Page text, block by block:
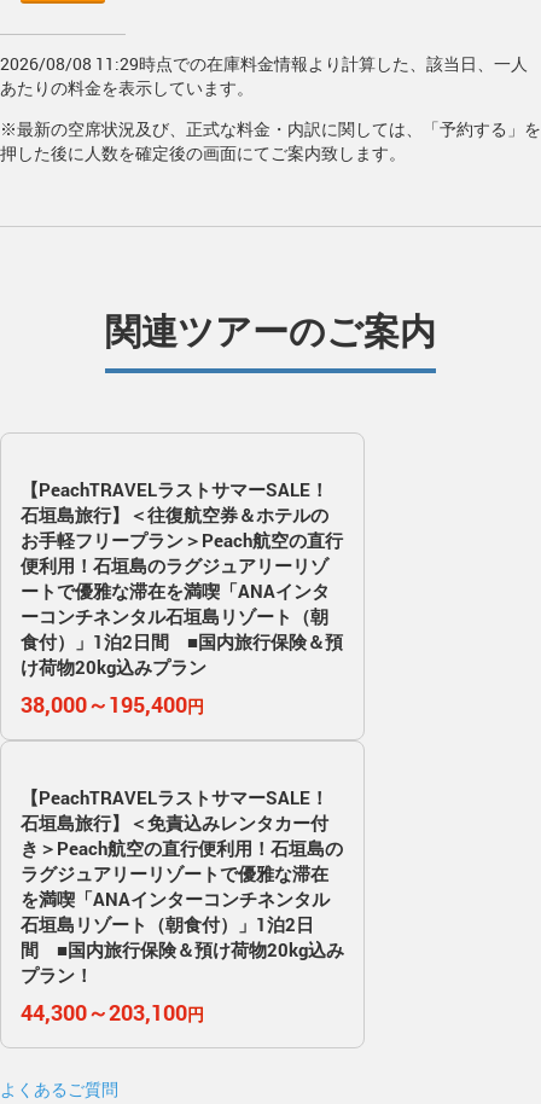
2026/08/08 11:29時点での在庫料金情報より計算した、該当日、一人
あたりの料金を表示しています。
※最新の空席状況及び、正式な料金・内訳に関しては、「予約する」を
押した後に人数を確定後の画面にてご案内致します。
関連ツアーのご案内
【PeachTRAVELラストサマーSALE！
石垣島旅行】＜往復航空券＆ホテルの
お手軽フリープラン＞Peach航空の直行
便利用！石垣島のラグジュアリーリゾ
ートで優雅な滞在を満喫「ANAインタ
ーコンチネンタル石垣島リゾート（朝
食付）」1泊2日間 ■国内旅行保険＆預
け荷物20kg込みプラン
38,000～195,400円
【PeachTRAVELラストサマーSALE！
石垣島旅行】＜免責込みレンタカー付
き＞Peach航空の直行便利用！石垣島の
ラグジュアリーリゾートで優雅な滞在
を満喫「ANAインターコンチネンタル
石垣島リゾート（朝食付）」1泊2日
間 ■国内旅行保険＆預け荷物20kg込み
プラン！
44,300～203,100円
よくあるご質問